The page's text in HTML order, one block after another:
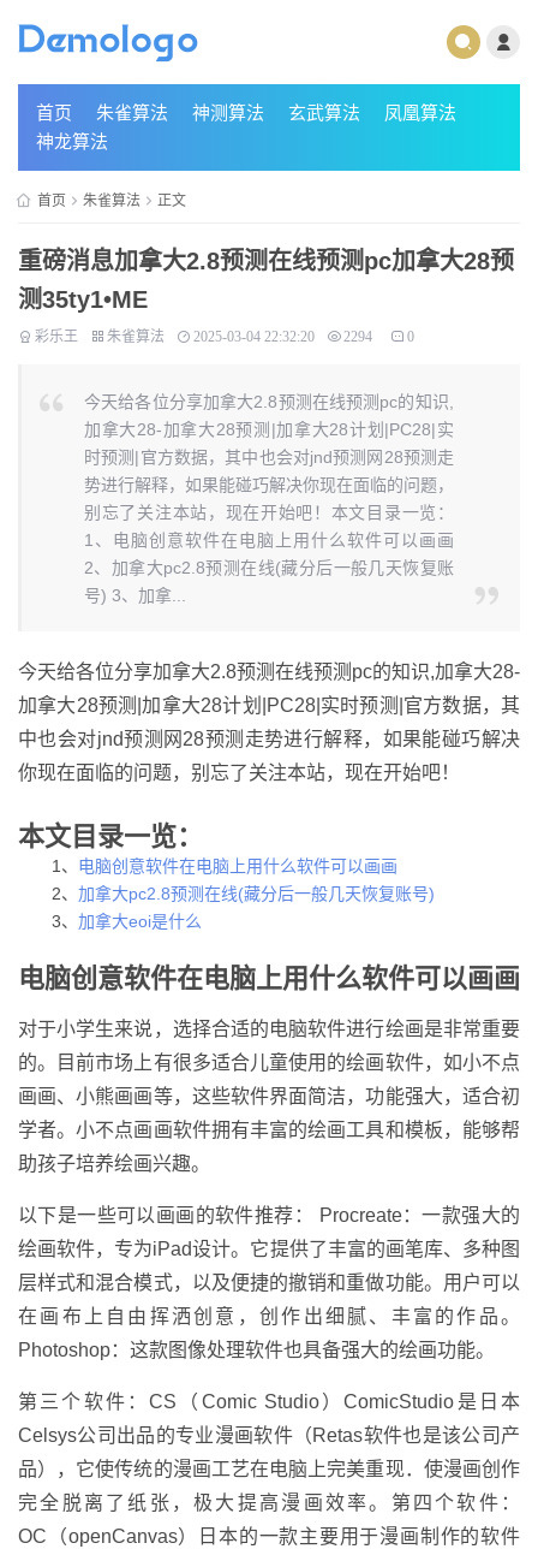
首页 朱雀算法 神测算法 玄武算法
凤凰算法
神龙算法
首页 朱雀算法 正文
重磅消息加拿大2.8预测在线预测pc加拿大28预
测35ty1 •ME
彩乐王 朱雀算法 2025-03-04 22:32:20 2294 0
今天给各位分享加拿大2.8预测在线预测pc的知识,
加拿大28-加拿大28预测|加拿大28计划|PC28|实
时预测|官方数据，其中也会对jnd预测网28预测走
势进行解释，如果能碰巧解决你现在面临的问题，
别忘了关注本站，现在开始吧！本文目录一览：
1、电脑创意软件在电脑上用什么软件可以画画
2、加拿大pc2.8预测在线(藏分后一般几天恢复账
号) 3、加拿...
今天给各位分享加拿大2.8预测在线预测pc的知识,加拿大28-
加拿大28预测|加拿大28计划|PC28|实时预测|官方数据，其
中也会对jnd预测网28预测走势进行解释，如果能碰巧解决
你现在面临的问题，别忘了关注本站，现在开始吧！
本文目录一览：
1、 电脑创意软件在电脑上用什么软件可以画画
2、 加拿大pc2.8预测在线(藏分后一般几天恢复账号)
3、 加拿大eoi是什么
电脑创意软件在电脑上用什么软件可以画画
对于小学生来说，选择合适的电脑软件进行绘画是非常重要
的。目前市场上有很多适合儿童使用的绘画软件，如小不点
画画、小熊画画等，这些软件界面简洁，功能强大，适合初
学者。小不点画画软件拥有丰富的绘画工具和模板，能够帮
助孩子培养绘画兴趣。
以下是一些可以画画的软件推荐： Procreate：一款强大的
绘画软件，专为iPad设计。它提供了丰富的画笔库、多种图
层样式和混合模式，以及便捷的撤销和重做功能。用户可以
在画布上自由挥洒创意，创作出细腻、丰富的作品。
Photoshop：这款图像处理软件也具备强大的绘画功能。
第三个软件：CS（Comic Studio）ComicStudio是日本
Celsys公司出品的专业漫画软件（Retas软件也是该公司产
品），它使传统的漫画工艺在电脑上完美重现．使漫画创作
完全脱离了纸张，极大提高漫画效率。第四个软件：
OC（openCanvas）日本的一款主要用于漫画制作的软件